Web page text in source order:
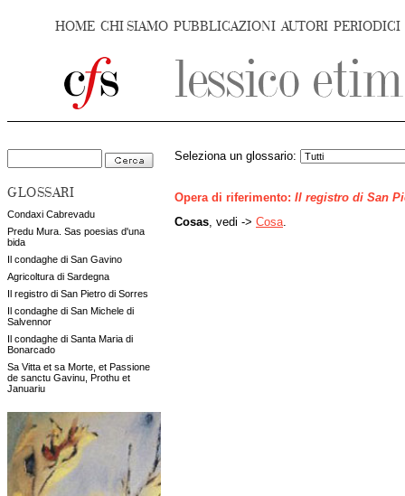
HOME CHI SIAMO PUBBLICAZIONI AUTORI PERIODICI
GLOSSARI
Condaxi Cabrevadu
Predu Mura. Sas poesias d'una
bida
Il condaghe di San Gavino
Agricoltura di Sardegna
Il registro di San Pietro di Sorres
Il condaghe di San Michele di
Salvennor
Il condaghe di Santa Maria di
Bonarcado
Sa Vitta et sa Morte, et Passione
de sanctu Gavinu, Prothu et
Januariu
Seleziona un glossario:
Opera di riferimento: Il registro di San
Cosas , vedi -> Cosa